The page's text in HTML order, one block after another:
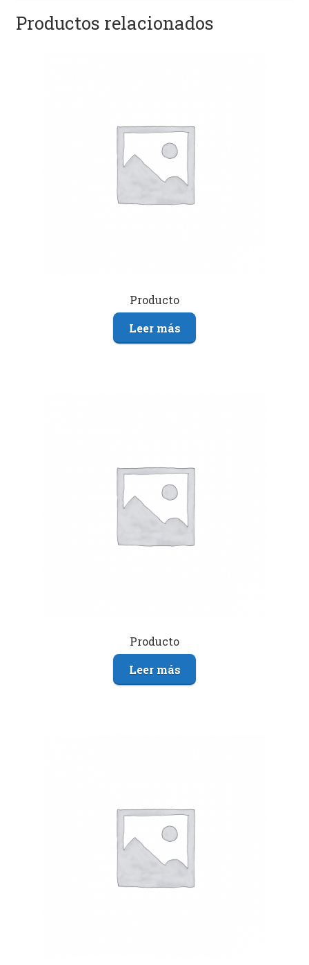
Productos relacionados
Producto
Leer más
Producto
Leer más